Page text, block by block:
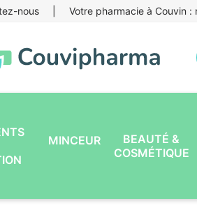
nous Votre pharmacie à Couvin
MINCEUR
BEAUTÉ &
COSMÉTIQUE